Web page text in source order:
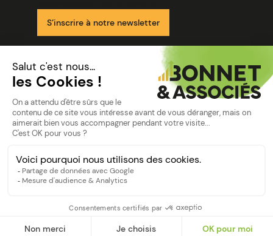
S’inscrire à notre newsletter
Nos solutions
Nos cabinets
Mon espace client
Politique de confidentialité
©Bonnet2023